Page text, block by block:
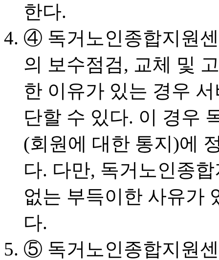
한다.
④ 독거노인종합지원
의 보수점검, 교체 및
한 이유가 있는 경우
단할 수 있다. 이 경우
(회원에 대한 통지)에
다. 다만, 독거노인종
없는 부득이한 사유가
다.
⑤ 독거노인종합지원